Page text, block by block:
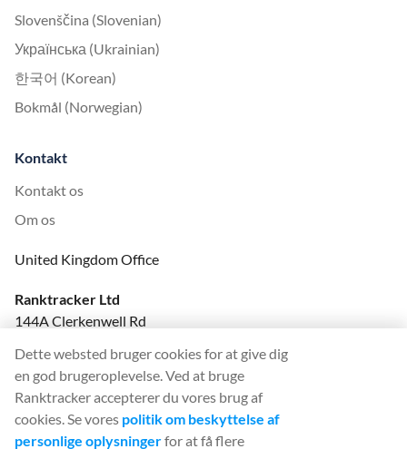
Slovenščina (Slovenian)
Українська (Ukrainian)
한국어 (Korean)
Bokmål (Norwegian)
Kontakt
Kontakt os
Om os
United Kingdom Office
Ranktracker Ltd
144A Clerkenwell Rd
Company No: 08820809
felix@ranktracker.com
Dette websted bruger cookies for at give dig
en god brugeroplevelse. Ved at bruge
Ranktracker accepterer du vores brug af
cookies. Se vores politik om beskyttelse af
personlige oplysningerfor at få flere